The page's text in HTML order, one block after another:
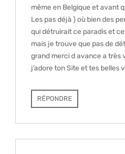
même en Belgique et avant
Les pas déjà ) où bien des
qui détruirait ce paradis et
mais je trouve que pas de
grand merci d avance a très
j’adore ton Site et tes belles
RÉPONDRE